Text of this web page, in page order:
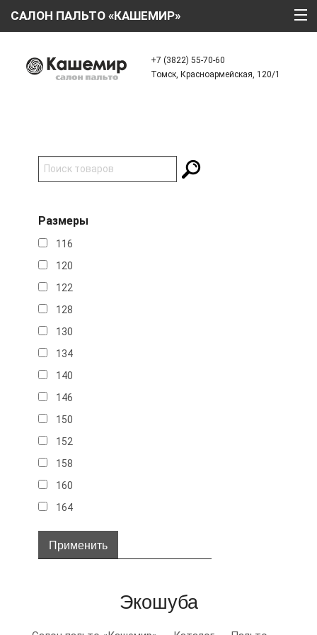
+7 (3822) 55-70-60
Томск, Красноармейская, 120/1
САЛОН ПАЛЬТО «КАШЕМИР»
О КОМПАНИИ
АКЦИИ
КОНТАКТЫ
Размеры
116
120
122
128
130
134
140
146
150
152
158
160
164
32
34
Экошуба